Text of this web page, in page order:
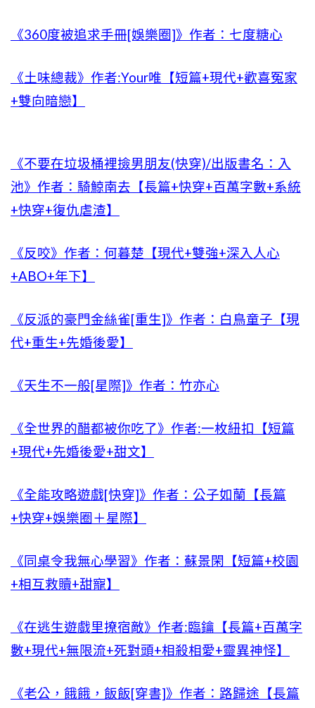
《360度被追求手冊[娛樂圈]》作者：七度糖心
《土味總裁》作者:Your唯【短篇+現代+歡喜冤家
+雙向暗戀】
《不要在垃圾桶裡撿男朋友(快穿)/出版書名：入
池》作者：騎鯨南去【長篇+快穿+百萬字數+系統
+快穿+復仇虐渣】
《反咬》作者：何暮楚【現代+雙強+深入人心
+ABO+年下】
《反派的豪門金絲雀[重生]》作者：白鳥童子【現
代+重生+先婚後愛】
《天生不一般[星際]》作者：竹亦心
《全世界的醋都被你吃了》作者:一枚紐扣【短篇
+現代+先婚後愛+甜文】
《全能攻略遊戲[快穿]》作者：公子如蘭【長篇
+快穿+娛樂圈＋星際】
《同桌令我無心學習》作者：蘇景閑【短篇+校園
+相互救贖+甜寵】
《在逃生遊戲里撩宿敵》作者:臨鑰【長篇+百萬字
數+現代+無限流+死對頭+相殺相愛+靈異神怪】
《老公，餓餓，飯飯[穿書]》作者：路歸途【長篇